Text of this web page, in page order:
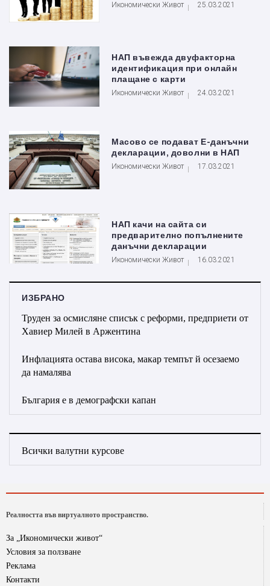
Икономически Живот 25.03.2021
НАП въвежда двуфакторна
идентификация при онлайн
плащане с карти
Икономически Живот 24.03.2021
Масово се подават Е-данъчни
декларации, доволни в НАП
Икономически Живот 17.03.2021
НАП качи на сайта си
предварително попълнените
данъчни декларации
Икономически Живот 16.03.2021
ИЗБРАНО
Труден за осмисляне списък с реформи, предприети от
Хавиер Милей в Аржентина
Инфлацията остава висока, макар темпът й осезаемо
да намалява
България е в демографски капан
Всички валутни курсове
Реалността във виртуалното пространство.
За „Икономически живот“
Условия за ползване
Реклама
Контакти